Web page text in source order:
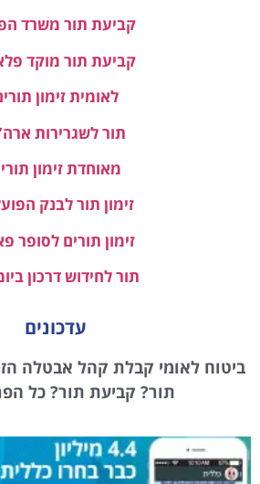
קביעת תור משרד
קביעת תור מוקד
לאומית זימון
תור לשגרירות
מאוחדת זימון
זימון תור לבנק
זימון תורים לסופר
תור לחידוש דרכון
עדכונים
ביטוח לאומי קבלת קהל אבטלה
תור? קביעת תור? כל